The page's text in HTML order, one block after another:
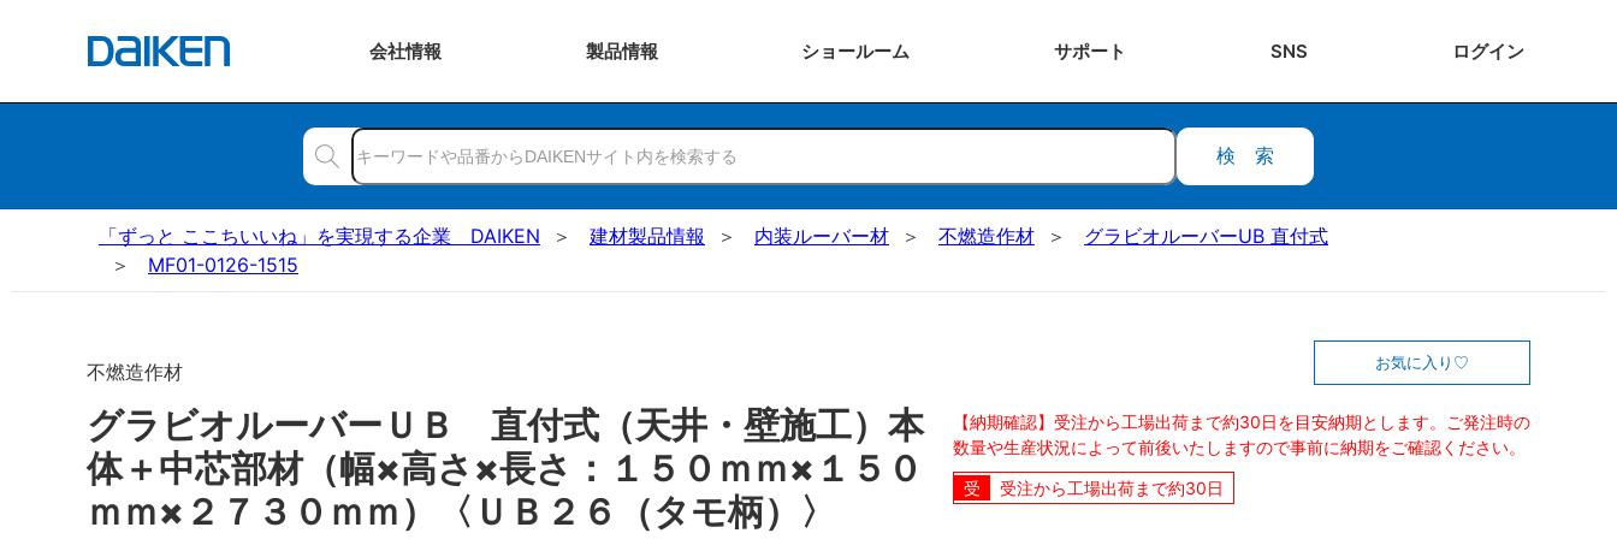
会社情報 製品情報 ショールーム サポート SNS ログイン
検索
「ずっと ここちいいね」を実現する企業 DAIKEN 建材製品情報 内装ルーバー材 不燃造作材
グラビオルーバーUB 直付式
MF01-0126-1515
不燃造作材
グラビオルーバーＵＢ 直付式（天井・壁施工）本
体＋中芯部材（幅×高さ×長さ：１５０ｍｍ×１５０
ｍｍ×２７３０ｍｍ）〈ＵＢ２６（タモ柄）〉
お気に入り
【納期確認】受注から工場出荷まで約30日を目安納期とします。ご発注時の
数量や生産状況によって前後いたしますので事前に納期をご確認ください。
受注から工場出荷まで約30日